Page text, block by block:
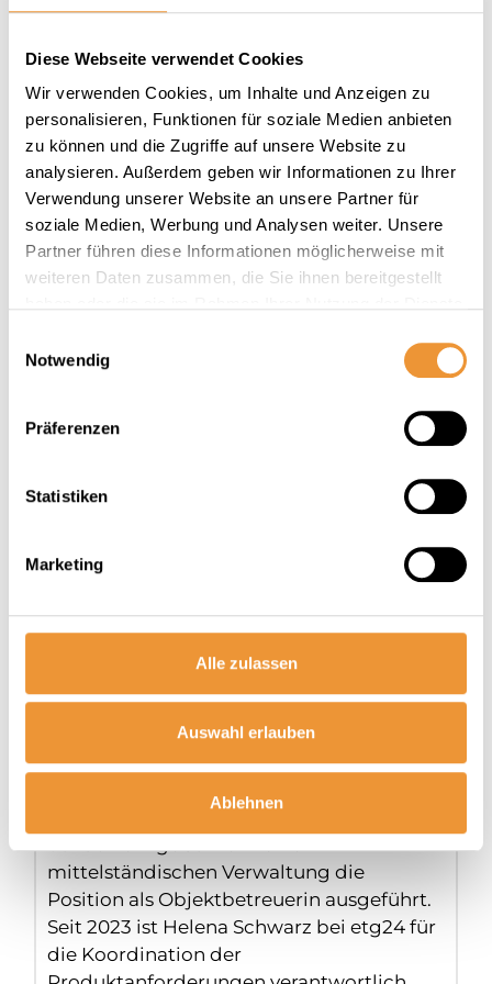
Diese Webseite verwendet Cookies
Wir verwenden Cookies, um Inhalte und Anzeigen zu
personalisieren, Funktionen für soziale Medien anbieten
zu können und die Zugriffe auf unsere Website zu
analysieren. Außerdem geben wir Informationen zu Ihrer
Verwendung unserer Website an unsere Partner für
soziale Medien, Werbung und Analysen weiter. Unsere
Partner führen diese Informationen möglicherweise mit
weiteren Daten zusammen, die Sie ihnen bereitgestellt
Notwendig
Präferenzen
Statistiken
Marketing
Alle zulassen
Auswahl erlauben
Ablehnen
Damals programmierte er als
Hobbyentwickler die erste
Dokumentenplattform für eine
Hausverwaltung. Seit Gründung des
Unternehmens leitet Aimo Künkel als
studierter Medieninformatiker und
Webentwickler die zukunfts­orientierte
Entwicklung der Produkte.
Helena Schwarz |Produktmanagerin &
Verwalterin
Immobilienmanagement studiert und
mittelständischen Verwaltung die
Position als Objektbetreuerin ausgeführt.
Seit 2023 ist Helena Schwarz bei etg24 für
die Koordination der